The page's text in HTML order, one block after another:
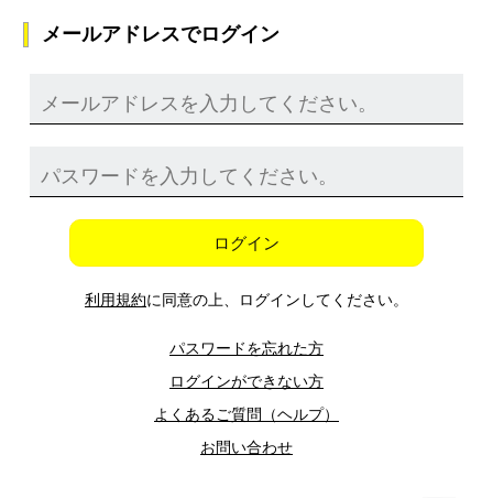
メールアドレスでログイン
ログイン
利用規約に同意の上、ログインしてください。
パスワードを忘れた方
ログインができない方
よくあるご質問（ヘルプ）
お問い合わせ